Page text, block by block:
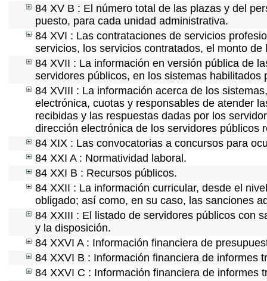
84 XV B : El número total de las plazas y del
puesto, para cada unidad administrativa.
84 XVI : Las contrataciones de servicios
servicios, los servicios contratados, el monto
84 XVII : La información en versión pública de
servidores públicos, en los sistemas
84 XVIII : La información acerca de los
electrónica, cuotas y responsables de atender
recibidas y las respuestas dadas por los
dirección electrónica de los servidores públicos
84 XIX : Las convocatorias a concursos para
84 XXI A : Normatividad laboral.
84 XXI B : Recursos públicos.
84 XXII : La información curricular, desde el
obligado; así como, en su caso, las sanciones
84 XXIII : El listado de servidores públicos con
y la disposición.
84 XXVI A : Información financiera de
84 XXVI B : Información financiera de informes
84 XXVI C : Información financiera de informes